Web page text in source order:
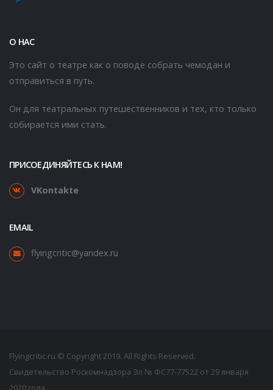
О НАС
Это сайт о театре как о поводе собрать чемодан и
отправиться в путь.
Он для театральных путешественников и тех, кто только
собирается ими стать.
ПРИСОЕДИНЯЙТЕСЬ К НАМ!
VKontakte
EMAIL
flyingcritic@yandex.ru
Flyingcritic.ru © Copyright 2019. All Rights Reserved.
Свидетельство Роскомнадзора Эл № ФС77-77522 от 29 января
2020 года.